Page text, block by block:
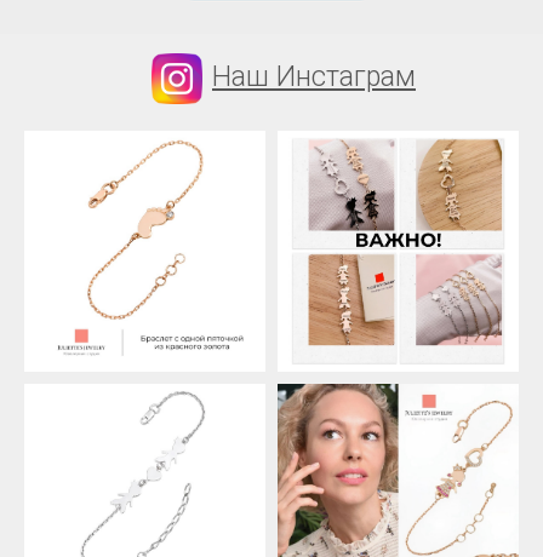
Наш Инстаграм